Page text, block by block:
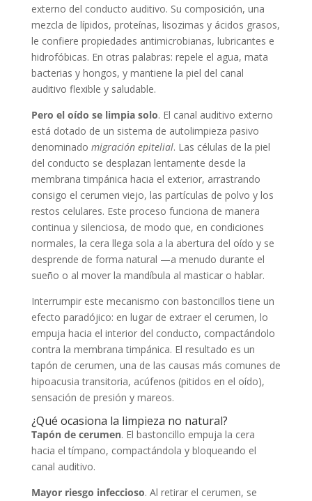
externo del conducto auditivo. Su composición, una
mezcla de lípidos, proteínas, lisozimas y ácidos grasos,
le confiere propiedades antimicrobianas, lubricantes e
hidrofóbicas. En otras palabras: repele el agua, mata
bacterias y hongos, y mantiene la piel del canal
auditivo flexible y saludable.
Pero el oído se limpia solo. El canal auditivo externo
está dotado de un sistema de autolimpieza pasivo
denominado migración epitelial. Las células de la piel
del conducto se desplazan lentamente desde la
membrana timpánica hacia el exterior, arrastrando
consigo el cerumen viejo, las partículas de polvo y los
restos celulares. Este proceso funciona de manera
continua y silenciosa, de modo que, en condiciones
normales, la cera llega sola a la abertura del oído y se
desprende de forma natural —a menudo durante el
sueño o al mover la mandíbula al masticar o hablar.
Interrumpir este mecanismo con bastoncillos tiene un
efecto paradójico: en lugar de extraer el cerumen, lo
empuja hacia el interior del conducto, compactándolo
contra la membrana timpánica. El resultado es un
tapón de cerumen, una de las causas más comunes de
hipoacusia transitoria, acúfenos (pitidos en el oído),
sensación de presión y mareos.
¿Qué ocasiona la limpieza no natural?
Tapón de cerumen. El bastoncillo empuja la cera
hacia el tímpano, compactándola y bloqueando el
canal auditivo.
Mayor riesgo infeccioso. Al retirar el cerumen, se